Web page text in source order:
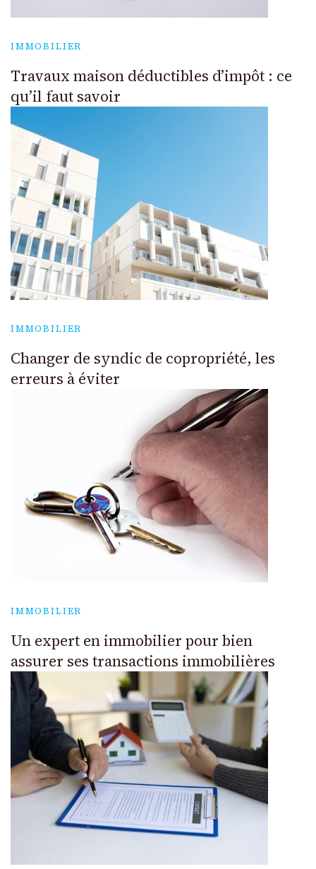
IMMOBILIER
Travaux maison déductibles d’impôt : ce
qu’il faut savoir
IMMOBILIER
Changer de syndic de copropriété, les
erreurs à éviter
IMMOBILIER
Un expert en immobilier pour bien
assurer ses transactions immobilières